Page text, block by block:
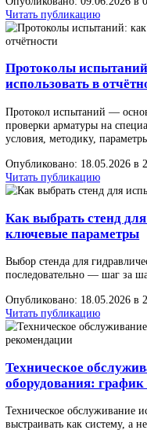
Гидравлические
корпуса и плотности
правило, 1,5 PN, среда —
Опубликовано: 09.06.2026
Протоколы
использовать в
проверки арматуры на
условия, методику,
Опубликовано:
Читать публикацию
Как выбрать стенд
ключевые параметры
Выбор стенда для
последовательно — шаг
Опубликовано:
Читать публикацию